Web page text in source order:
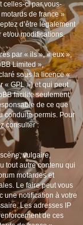
e
r
celles-ci par vous-
de france »
d’être légalement
ou modifications.
par « ils », « eux »,
Limited »,
sous la licence «
« GPL ») et qui peut
facilite seulement
de ce que
conduite permis. Pour
consulter :
vulgaire,
tout autre contenu qui
motardes et
Le faire peut vous
une notification à votre
Les adresses IP
de ces